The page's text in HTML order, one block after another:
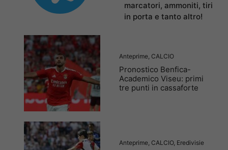
marcatori, ammoniti, tiri
in porta e tanto altro!
Anteprime CALCIO
Pronostico Benfica-
Academico Viseu: primi
tre punti in cassaforte
Anteprime CALCIO, Eredivisie